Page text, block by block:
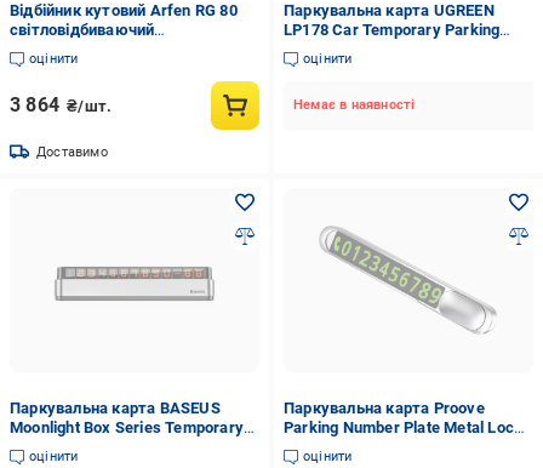
Відбійник кутовий Arfen RG 80
світловідбиваючий
паркувальний (17827997)
оцінити
3 864 ₴/шт.
Доставимо
Паркувальна карта UGREEN
LP178 Car Temporary Parking
Card Dual Numbers UGR-60326
(34602218)
оцінити
Немає в наявності
Паркувальна карта BASEUS
Moonlight Box Series Temporary
Parking Number Plate Silver
оцінити
Паркувальна карта Proove
Parking Number Plate Metal Lock
Silver
оцінити